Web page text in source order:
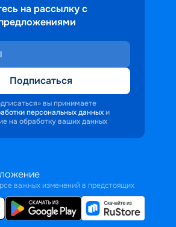
на рассылку с
Подписаться
вы принимаете
персональных данных и
на обработку ваших данных
важных изменений в предстоящих